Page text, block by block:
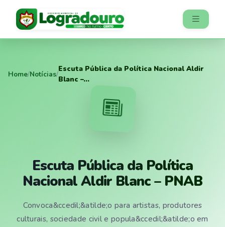
Home/Notícias/
Escuta Pública da Política Nacional Aldir
Blanc –...
Escuta Pública da Política
Nacional Aldir Blanc – PNAB
Convoca&ccedil;&atilde;o para artistas, produtores
culturais, sociedade civil e popula&ccedil;&atilde;o em